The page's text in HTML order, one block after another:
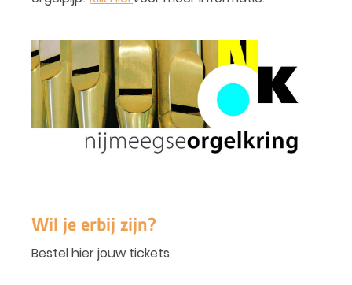
Wil je erbij zijn?
Bestel hier jouw tickets